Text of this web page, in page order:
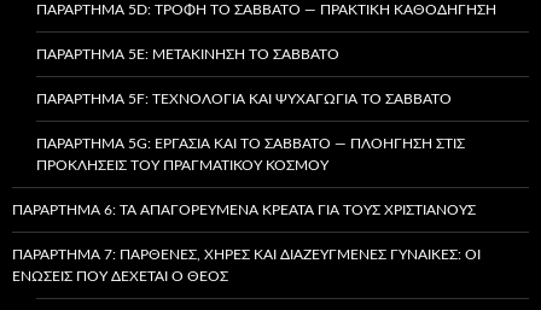
ΠΑΡΆΡΤΗΜΑ 5D: ΤΡΟΦΉ ΤΟ ΣΆΒΒΑΤΟ — ΠΡΑΚΤΙΚΉ ΚΑΘΟΔΉΓΗΣΗ
ΠΑΡΆΡΤΗΜΑ 5E: ΜΕΤΑΚΊΝΗΣΗ ΤΟ ΣΆΒΒΑΤΟ
ΠΑΡΆΡΤΗΜΑ 5F: ΤΕΧΝΟΛΟΓΊΑ ΚΑΙ ΨΥΧΑΓΩΓΊΑ ΤΟ ΣΆΒΒΑΤΟ
ΠΑΡΆΡΤΗΜΑ 5G: ΕΡΓΑΣΊΑ ΚΑΙ ΤΟ ΣΆΒΒΑΤΟ — ΠΛΟΉΓΗΣΗ ΣΤΙΣ
ΠΡΟΚΛΉΣΕΙΣ ΤΟΥ ΠΡΑΓΜΑΤΙΚΟΎ ΚΌΣΜΟΥ
ΠΑΡΆΡΤΗΜΑ 6: ΤΑ ΑΠΑΓΟΡΕΥΜΈΝΑ ΚΡΈΑΤΑ ΓΙΑ ΤΟΥΣ ΧΡΙΣΤΙΑΝΟΎΣ
ΠΑΡΆΡΤΗΜΑ 7: ΠΑΡΘΈΝΕΣ, ΧΉΡΕΣ ΚΑΙ ΔΙΑΖΕΥΓΜΈΝΕΣ ΓΥΝΑΊΚΕΣ: ΟΙ
ΕΝΏΣΕΙΣ ΠΟΥ ΔΈΧΕΤΑΙ Ο ΘΕΌΣ